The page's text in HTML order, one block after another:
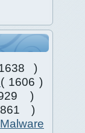
)
( 1606 )
)
)
Malware